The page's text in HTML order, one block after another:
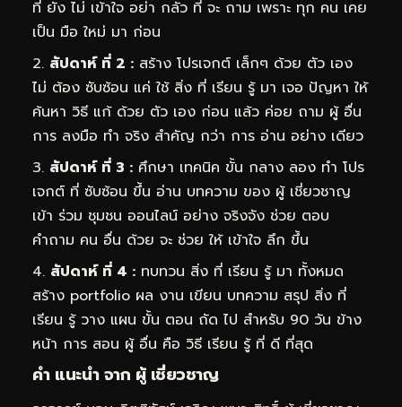
ที่ ยัง ไม่ เข้าใจ อย่า กลัว ที่ จะ ถาม เพราะ ทุก คน เคย
เป็น มือ ใหม่ มา ก่อน
สัปดาห์ ที่ 2 : สร้าง โปรเจกต์ เล็กๆ ด้วย ตัว เอง
ไม่ ต้อง ซับซ้อน แค่ ใช้ สิ่ง ที่ เรียน รู้ มา เจอ ปัญหา ให้
ค้นหา วิธี แก้ ด้วย ตัว เอง ก่อน แล้ว ค่อย ถาม ผู้ อื่น
การ ลงมือ ทำ จริง สำคัญ กว่า การ อ่าน อย่าง เดียว
สัปดาห์ ที่ 3 : ศึกษา เทคนิค ขั้น กลาง ลอง ทำ โปร
เจกต์ ที่ ซับซ้อน ขึ้น อ่าน บทความ ของ ผู้ เชี่ยวชาญ
เข้า ร่วม ชุมชน ออนไลน์ อย่าง จริงจัง ช่วย ตอบ
คำถาม คน อื่น ด้วย จะ ช่วย ให้ เข้าใจ ลึก ขึ้น
สัปดาห์ ที่ 4 : ทบทวน สิ่ง ที่ เรียน รู้ มา ทั้งหมด
สร้าง portfolio ผล งาน เขียน บทความ สรุป สิ่ง ที่
เรียน รู้ วาง แผน ขั้น ตอน ถัด ไป สำหรับ 90 วัน ข้าง
หน้า การ สอน ผู้ อื่น คือ วิธี เรียน รู้ ที่ ดี ที่สุด
คำ แนะนำ จาก ผู้ เชี่ยวชาญ